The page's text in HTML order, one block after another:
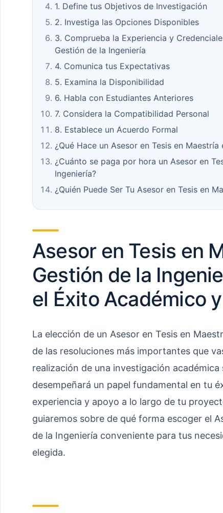
1. Define tus Objetivos de Investigación
2. Investiga las Opciones Disponibles
3. Comprueba la Experiencia y
Gestión de la Ingeniería
4. Comunica tus Expectativas
5. Examina la Disponibilidad
6. Habla con Estudiantes Anteriores
7. Considera la Compatibilidad Personal
8. Establece un Acuerdo Formal
¿Qué Hace un Asesor en Tesis en
¿Cuánto se paga por hora un Asesor en
Ingeniería?
¿Quién Puede Ser Tu Asesor en Tesis en
Asesor en Tesis en
Gestión de la
el Éxito Académico
La elección de un Asesor en Tesis en
de las resoluciones más importantes que
realización de una investigación
desempeñará un papel fundamental en tu
experiencia y apoyo a lo largo de tu
guiaremos sobre de qué forma escoger el
de la Ingeniería conveniente para tus
elegida.